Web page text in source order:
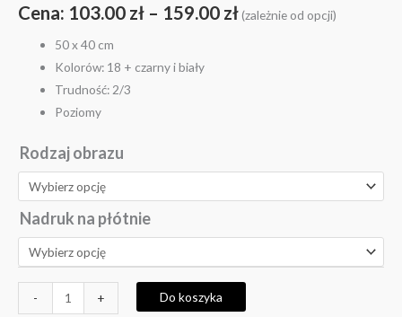
Cena: 103.00 zł – 159.00 zł(zależnie od opcji)
50 x 40 cm
Kolorów: 18 + czarny i biały
Trudność: 2/3
Poziomy
Rodzaj obrazu
Nadruk na płótnie
- + Do koszyka